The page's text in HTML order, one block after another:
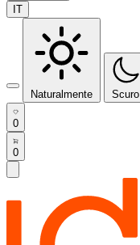
IT
Naturalmente Scuro
0
0